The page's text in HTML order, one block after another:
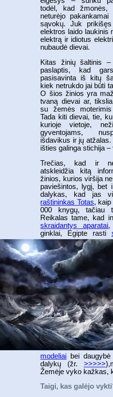
todėl, kad žmonės,
neturėjo
sąvokų. Juk
elektros laido laukinis
elektrą ir idiotus
nubaudė dievai.
Kitas žinių šaltinis
paslaptis, kad
pasisavinta iš kitų
kiek netrukdo jai būti
O šios žinios yra
tvaną dievai ar,
su žemės
Tada kiti dievai, tie,
kurioje vietoje,
gyventojams,
išdavikus ir jų
išties galinga stichija –
Trečias, kad ir
atskleidžia kitą
žinios, kurios viršija
paviešintos, lygį, bet
dalykas, kad jas
raštininkas Totas,
000 knygų, tačiau
Reikalas tame, kad
skraidantys aparatai,
ginklai, Egipte rasti
modeliai bei
dalykų (žr. >>>>>
Žemėje vyko kažkas,
Taigi, kas galėjo